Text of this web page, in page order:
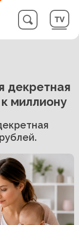
декретная
миллиону